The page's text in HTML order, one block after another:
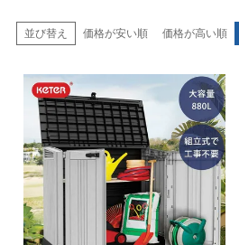
並び替え 価格が安い順 価格が高い順